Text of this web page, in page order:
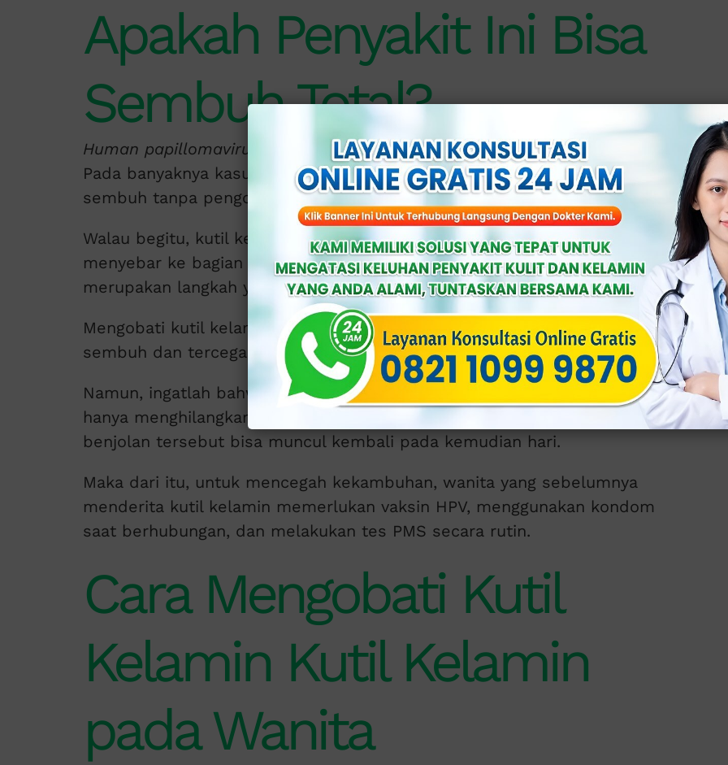
Apakah Penyakit Ini Bisa
Sembuh Total?
Human papillomavirus
(HPV) adalah penyebab dari penyakit seksual ini.
Pada banyaknya kasus yang terjadi,kutil kelamin yang tidak berbahaya
sembuh tanpa pengobatan.
Walau begitu, kutil kelamin berpotensi mengalami penambahan jumlah dan
menyebar ke bagian tubuh lain. Oleh karenanya, mengunjungi dokter
merupakan langkah yang bijak.
Mengobati kutil kelamin dapat menghilangkan kutil sehingga penderita
sembuh dan tercegah dari komplikasinya.
Namun, ingatlah bahwa virus HPV tidak bisa disembuhkan. Penanganan
hanya menghilangkan kutil dan gejala yang terasa oleh penderita meskipun
benjolan tersebut bisa muncul kembali pada kemudian hari.
Maka dari itu, untuk mencegah kekambuhan, wanita yang sebelumnya
menderita kutil kelamin memerlukan vaksin HPV, menggunakan kondom
saat berhubungan, dan melakukan tes PMS secara rutin.
Cara Mengobati Kutil
Kelamin Kutil Kelamin
pada Wanita